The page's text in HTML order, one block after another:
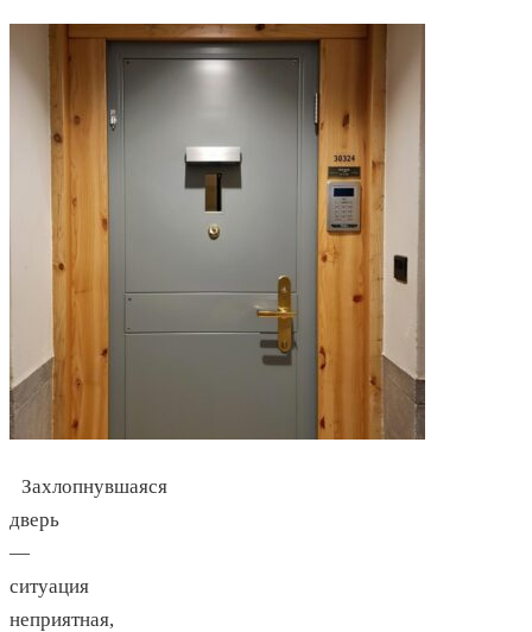
Захлопнувшаяся
дверь
—
ситуация
неприятная,